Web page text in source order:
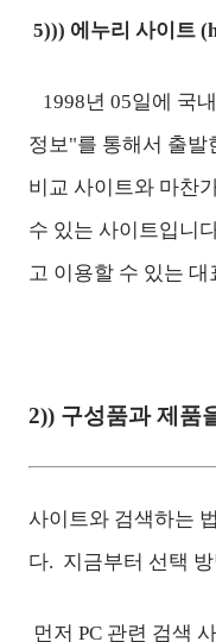
5))) 에누리 사이트 (
1998년 05일에 국
정보"를 통해서 출발
비교 사이트와 마찬
수 있는 사이트입니
고 이용할 수 있는
2)) 구성품과 제품
사이트와 검색하는
다. 지금부터 선택
먼저 PC 관련 검색